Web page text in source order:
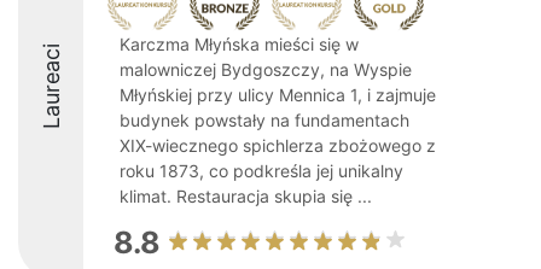
Laureaci
Karczma Młyńska mieści się w
malowniczej Bydgoszczy, na Wyspie
Młyńskiej przy ulicy Mennica 1, i zajmuje
budynek powstały na fundamentach
XIX-wiecznego spichlerza zbożowego z
roku 1873, co podkreśla jej unikalny
klimat. Restauracja skupia się ...
8.8